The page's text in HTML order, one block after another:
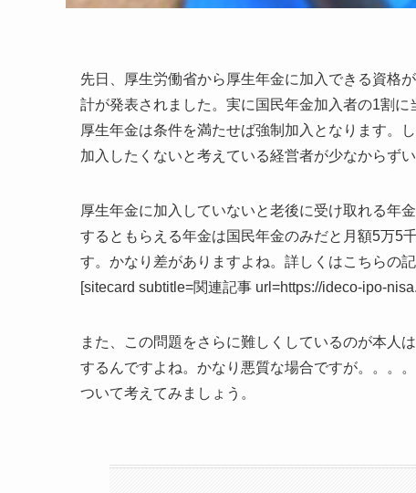
先日、厚生労働省から厚生年金に加入できる資格
計が発表されました。実に国民年金加入者の1割
厚生年金は条件を満たせば強制加入となります。
加入したくないと考えている経営者が少なからずい
厚生年金に加入していないと老後に受け取れる年
するともらえる年金は国民年金のみだと月額5万5
す。かなり差がありますよね。詳しくはこちらの記
[sitecard subtitle=関連記事 url=https://ideco-ipo-
また、この問題をさらに難しくしているのが本人
するんですよね。かなり悪質な場合ですが。。。
ついて考えてみましょう。